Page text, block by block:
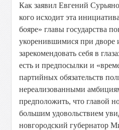
Как заявил Евгений
кого исходит эта
бояре» главы государства
укоренившимися при дворе
зарекомендовать себя в
есть и предпосылки и
партийных обязательств
нереализованными
предположить, что главой
большим удовольствием
новгородский губернатор